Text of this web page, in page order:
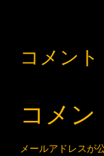
コメント
コメン
メールアドレスが